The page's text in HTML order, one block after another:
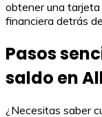
obtener una
financiera detrás
Pasos
saldo en
¿Necesitas saber